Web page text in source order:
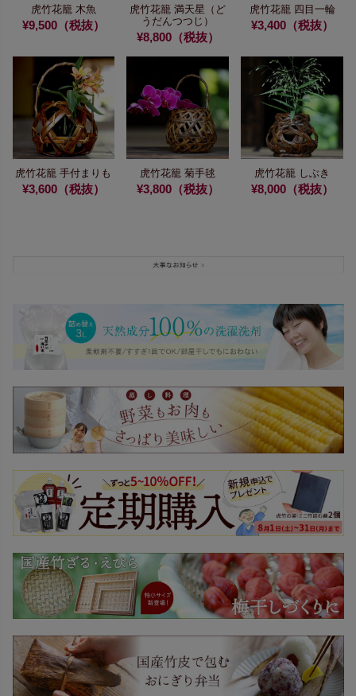
虎竹花籠 木魚
¥9,500（税抜）
虎竹花籠 満天星（ど
うだんつつじ）
¥8,800（税抜）
虎竹花籠 四目一輪
¥3,400（税抜）
虎竹花籠 手付まりも
¥3,600（税抜）
虎竹花籠 菊手毬
¥3,800（税抜）
虎竹花籠 しぶき
¥8,000（税抜）